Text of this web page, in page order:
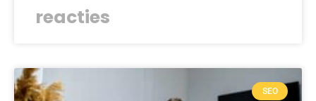
reacties
SEO